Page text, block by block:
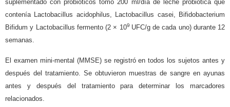
suplementado con probióticos tomó 200 ml/día de leche probiótica que
contenía Lactobacillus acidophilus, Lactobacillus casei, Bifidobacterium
Bifidum y Lactobacillus fermento (2 × 109 UFC/g de cada uno) durante 12
semanas.
El examen mini-mental (MMSE) se registró en todos los sujetos antes y
después del tratamiento. Se obtuvieron muestras de sangre en ayunas
antes y después del tratamiento para determinar los marcadores
relacionados.